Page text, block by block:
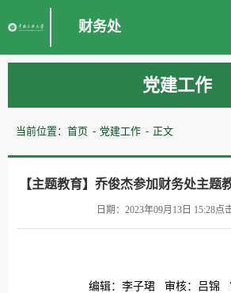
财务处
党建工作
当前位置： 首页 党建工作 正文
【主题教育】乔俊杰参加财务处主题
日期：2023年09月13日 15:28点
编辑：李子珺 审核：吕锦